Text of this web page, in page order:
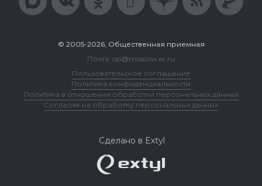
© 2005-2026, Общественная приемная
Почта: op@moscow.er.ru
Пользовательское соглашение
Политика конфиденциальности
Политика в отношении обработки персональных данных
Согласие на обработку персональных данных
Сделано в Extyl